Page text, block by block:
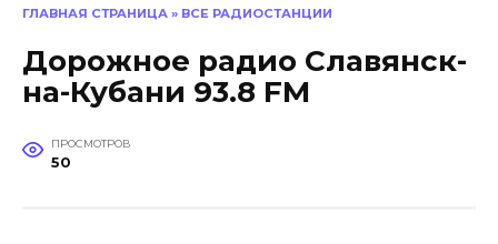
ГЛАВНАЯ СТРАНИЦА » ВСЕ РАДИОСТАНЦИИ
Дорожное радио Славянск-
на-Кубани 93.8 FM
ПРОСМОТРОВ
50